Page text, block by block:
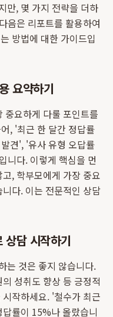
만, 몇 가지 전략을 더하
음은 리포트를 활용하여
방법에 대한 가이드입
요약하기
중요하게 다룰 포인트를
, '최근 한 달간 정답률
견', '유사 유형 오답률
니다. 이렇게 핵심을 먼
, 학부모에게 가장 중요
다. 이는 전문적인 상담
상담 시작하기
는 것은 좋지 않습니다.
성취도 향상 등 긍정적
작하세요. '철수가 최근
률이 15%나 올랐습니